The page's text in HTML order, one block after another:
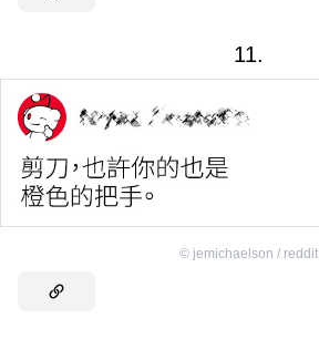
11.
© jemichaelson / reddit